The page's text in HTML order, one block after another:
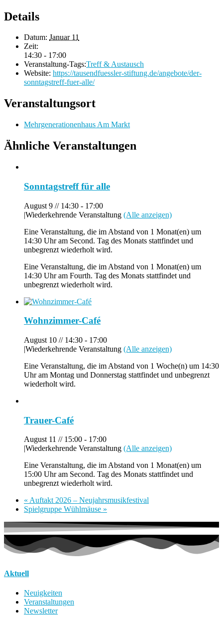
Details
Datum: Januar 11
Zeit:
14:30 - 17:00
Veranstaltung-Tags:Treff & Austausch
Website: https://tausendfuessler-stiftung.de/angebote/der-
sonntagstreff-fuer-alle/
Veranstaltungsort
Mehrgenerationenhaus Am Markt
Ähnliche Veranstaltungen
Sonntagstreff für alle
August 9 // 14:30 - 17:00
|Wiederkehrende Veranstaltung (Alle anzeigen)
Eine Veranstaltung, die im Abstand von 1 Monat(en) um
14:30 Uhr am Second. Tag des Monats stattfindet und
unbegrenzt wiederholt wird.
Eine Veranstaltung, die im Abstand von 1 Monat(en) um
14:30 Uhr am Fourth. Tag des Monats stattfindet und
unbegrenzt wiederholt wird.
Wohnzimmer-Café
August 10 // 14:30 - 17:00
|Wiederkehrende Veranstaltung (Alle anzeigen)
Eine Veranstaltung, die im Abstand von 1 Woche(n) um 14:30
Uhr am Montag und Donnerstag stattfindet und unbegrenzt
wiederholt wird.
Trauer-Café
August 11 // 15:00 - 17:00
|Wiederkehrende Veranstaltung (Alle anzeigen)
Eine Veranstaltung, die im Abstand von 1 Monat(en) um
15:00 Uhr am Second. Tag des Monats stattfindet und
unbegrenzt wiederholt wird.
« Auftakt 2026 – Neujahrsmusikfestival
Spielgruppe Wühlmäuse »
Aktuell
Neuigkeiten
Veranstaltungen
Newsletter